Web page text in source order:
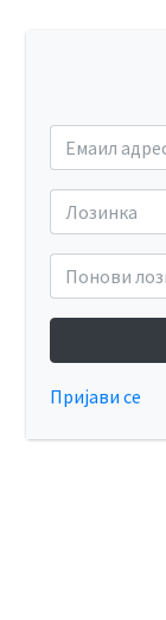
Пријави се